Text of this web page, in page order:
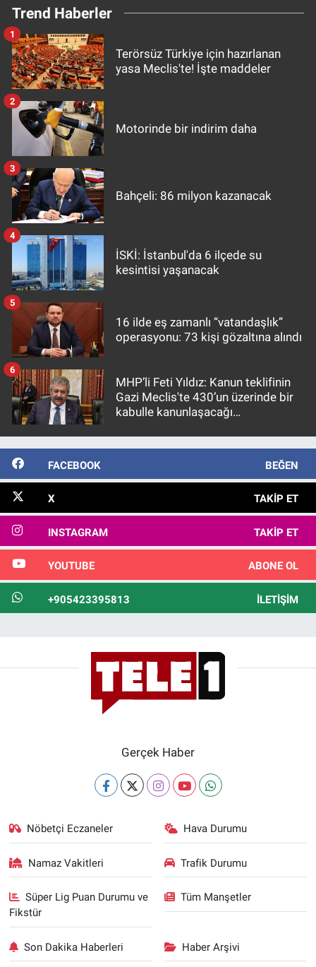
Trend Haberler
Terörsüz Türkiye için hazırlanan
yasa Meclis'te! İşte maddeler
1
Motorinde bir indirim daha
2
Bahçeli: 86 milyon kazanacak
3
İSKİ: İstanbul'da 6 ilçede su
kesintisi yaşanacak
4
16 ilde eş zamanlı “vatandaşlık”
operasyonu: 73 kişi gözaltına alındı
5
MHP’li Feti Yıldız: Kanun teklifinin
Gazi Meclis'te 430’un üzerinde bir
kabulle kanunlaşacağı
6
FACEBOOK BEĞEN
X TAKIP ET
INSTAGRAM TAKIP ET
YOUTUBE ABONE OL
+905423395813 İLETIŞIM
Gerçek Haber
Nöbetçi Eczaneler Hava Durumu
Namaz Vakitleri Trafik Durumu
Süper Lig Puan Durumu ve
Fikstür
Tüm Manşetler
Son Dakika Haberleri Haber Arşivi